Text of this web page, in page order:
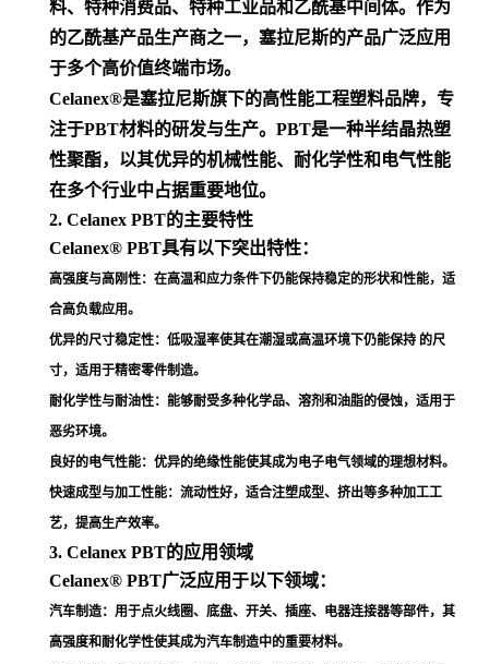
料、特种消费品、特种工业品和乙酰基中间体。作为
的乙酰基产品生产商之一，塞拉尼斯的产品广泛应用
于多个高价值终端市场。
Celanex®是塞拉尼斯旗下的高性能工程塑料品牌，专
注于PBT材料的研发与生产。PBT是一种半结晶热塑
性聚酯，以其优异的机械性能、耐化学性和电气性能
在多个行业中占据重要地位。
2. Celanex PBT的主要特性
Celanex® PBT具有以下突出特性：
高强度与高刚性：在高温和应力条件下仍能保持稳定的形状和性能，适
合高负载应用。
优异的尺寸稳定性：低吸湿率使其在潮湿或高温环境下仍能保持 的尺
寸，适用于精密零件制造。
耐化学性与耐油性：能够耐受多种化学品、溶剂和油脂的侵蚀，适用于
恶劣环境。
良好的电气性能：优异的绝缘性能使其成为电子电气领域的理想材料。
快速成型与加工性能：流动性好，适合注塑成型、挤出等多种加工工
艺，提高生产效率。
3. Celanex PBT的应用领域
Celanex® PBT广泛应用于以下领域：
汽车制造：用于点火线圈、底盘、开关、插座、电器连接器等部件，其
高强度和耐化学性使其成为汽车制造中的重要材料。